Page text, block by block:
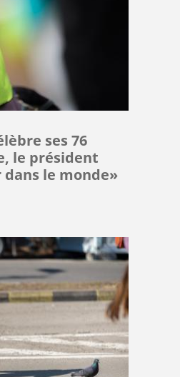
ses 76
le président
dans le monde»